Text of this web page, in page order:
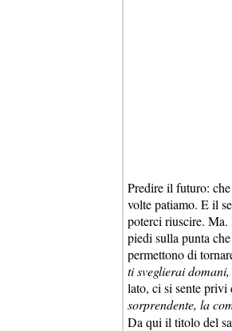
Predire il futuro:
volte patiamo. E il
poterci riuscire. Ma.
piedi sulla punta
permettono di
ti sveglierai
lato, ci si sente privi
sorprendente, la
Da qui il titolo del